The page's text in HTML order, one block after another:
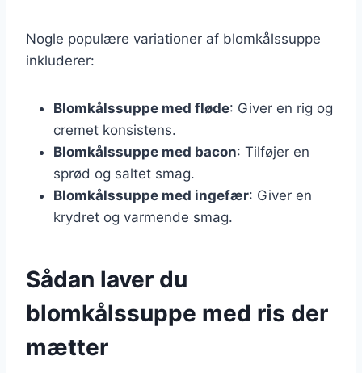
Nogle populære variationer af blomkålssuppe
inkluderer:
Blomkålssuppe med fløde: Giver en rig og
cremet konsistens.
Blomkålssuppe med bacon: Tilføjer en
sprød og saltet smag.
Blomkålssuppe med ingefær: Giver en
krydret og varmende smag.
Sådan laver du
blomkålssuppe med ris der
mætter